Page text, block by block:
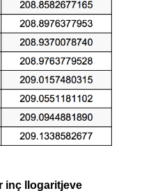
inç llogaritjeve